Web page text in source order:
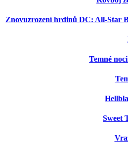
Znovuzrození hrdinů DC: All-Star
Temné
Sweet